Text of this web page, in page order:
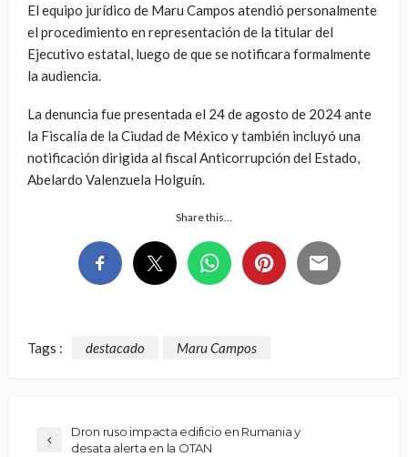
El equipo jurídico de Maru Campos atendió personalmente
el procedimiento en representación de la titular del
Ejecutivo estatal, luego de que se notificara formalmente
la audiencia.
La denuncia fue presentada el 24 de agosto de 2024 ante
la Fiscalía de la Ciudad de México y también incluyó una
notificación dirigida al fiscal Anticorrupción del Estado,
Abelardo Valenzuela Holguín.
Share this…
Tags : destacado Maru Campos
Dron ruso impacta edificio en Rumania y
desata alerta en la OTAN